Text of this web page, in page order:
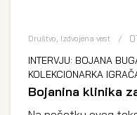
Društvo Izdvojena vest
INTERVJU: BOJANA
KOLEKCIONARKA
Bojanina klinika